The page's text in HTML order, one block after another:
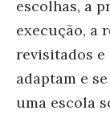
escolhas, a
execução, a
revisitados e
adaptam e
uma escola